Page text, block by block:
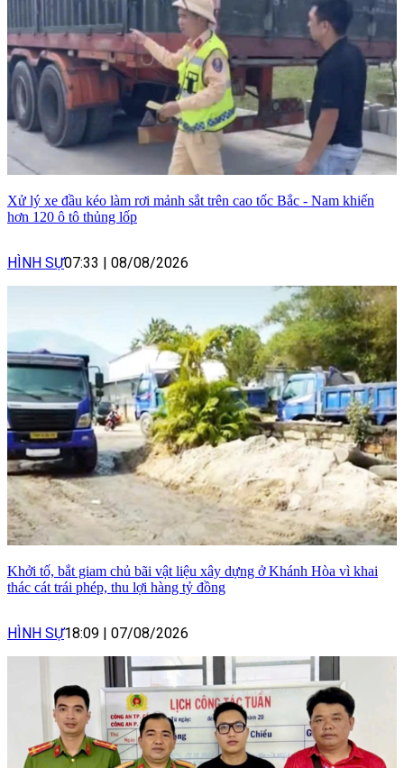
Xử lý xe đầu kéo làm rơi mảnh sắt trên cao tốc Bắc - Nam khiến
hơn 120 ô tô thủng lốp
HÌNH SỰ07:33 | 08/08/2026
Khởi tố, bắt giam chủ bãi vật liệu xây dựng ở Khánh Hòa vì khai
thác cát trái phép, thu lợi hàng tỷ đồng
HÌNH SỰ18:09 | 07/08/2026